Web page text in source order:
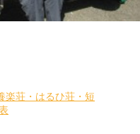
楽荘・はるひ荘・短